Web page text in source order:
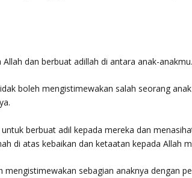
dan berbuat adillah di antara anak-
boleh mengistimewakan salah seorang
berbuat adil kepada mereka dan
di atas kebaikan dan ketaatan kepada Allah
mengistimewakan sebagian anaknya dengan